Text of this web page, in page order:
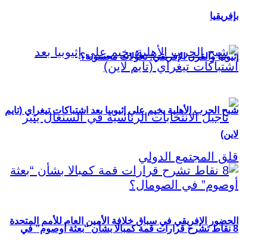
إثيوبيا والقرن الإفريقي: تحوُّلات محسوبة؟
الحضور الإفريقي في سباق خلافة الأمين العام للأمم المتحدة
بإفريقيا
شبح الحرب الأهلية يخيم على إثيوبيا بعد اشتباكات تيغراي (تايم
لاين)
8 نقاط تشرح قرارات قمة كمبالا بشأن “بعثة أوصوم” في